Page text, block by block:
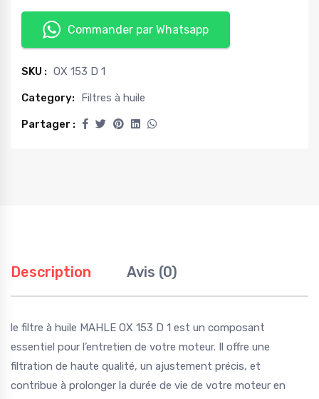
Commander par Whatsapp
SKU : OX 153 D 1
Category: Filtres à huile
Partager :
Description Avis (0)
le filtre à huile MAHLE OX 153 D 1 est un composant
essentiel pour l’entretien de votre moteur. Il offre une
filtration de haute qualité, un ajustement précis, et
contribue à prolonger la durée de vie de votre moteur en